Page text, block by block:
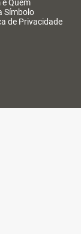
é Quem
Símbolo
de Privacidade